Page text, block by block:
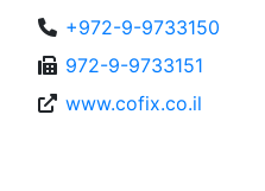
+972-9-9733150
972-9-9733151
www.cofix.co.il